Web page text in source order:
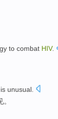
to combat HIV.
is unusual
。